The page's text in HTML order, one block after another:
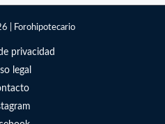
| Forohipotecario
privacidad
legal